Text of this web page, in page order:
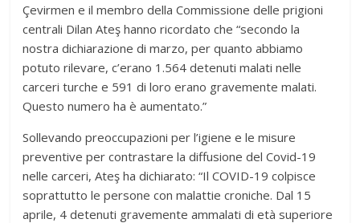
Çevirmen e il membro della Commissione delle prigioni
centrali Dilan Ateş hanno ricordato che “secondo la
nostra dichiarazione di marzo, per quanto abbiamo
potuto rilevare, c’erano 1.564 detenuti malati nelle
carceri turche e 591 di loro erano gravemente malati.
Questo numero ha è aumentato.”
Sollevando preoccupazioni per l’igiene e le misure
preventive per contrastare la diffusione del Covid-19
nelle carceri, Ateş ha dichiarato: “Il COVID-19 colpisce
soprattutto le persone con malattie croniche. Dal 15
aprile, 4 detenuti gravemente ammalati di età superiore